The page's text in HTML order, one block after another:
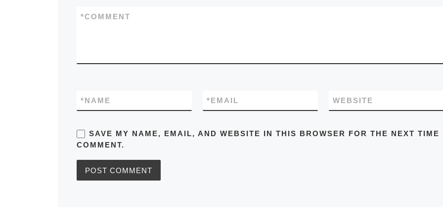
COMMENT
*
NAME
* EMAIL
* WEBSITE
SAVE MY NAME, EMAIL, AND WEBSITE IN THIS BROWSER FOR THE NEXT TIME
COMMENT.